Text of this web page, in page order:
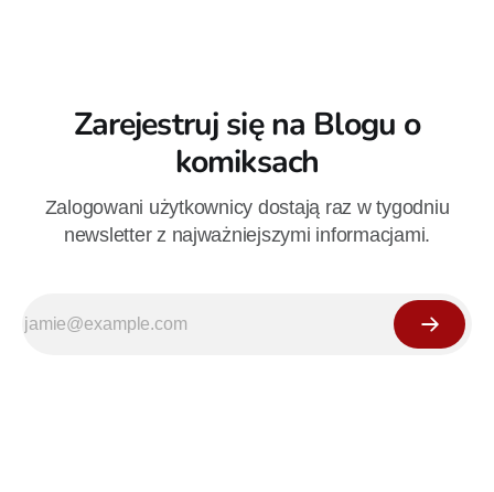
Zarejestruj się na Blogu o
komiksach
Zalogowani użytkownicy dostają raz w tygodniu
newsletter z najważniejszymi informacjami.